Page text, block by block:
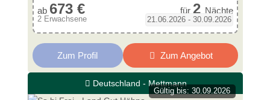
ab 673 € für 2 Nächte
2 Erwachsene 21.06.2026 - 30.09.2026
Zum Profil Zum Angebot
Deutschland - Mettmann
Gültig bis: 30.09.2026